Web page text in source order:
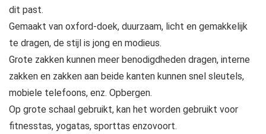
dit past.
Gemaakt van oxford-doek, duurzaam, licht en gemakkelijk
te dragen, de stijl is jong en modieus.
Grote zakken kunnen meer benodigdheden dragen, interne
zakken en zakken aan beide kanten kunnen snel sleutels,
mobiele telefoons, enz. Opbergen.
Op grote schaal gebruikt, kan het worden gebruikt voor
fitnesstas, yogatas, sporttas enzovoort.